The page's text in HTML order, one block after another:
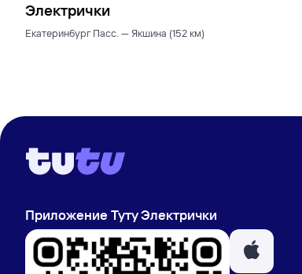
Электрички
Екатеринбург Пасс. — Якшина (152 км)
Приложение Туту Электрички